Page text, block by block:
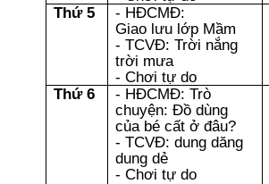
Thứ 5
- HĐCMĐ:
Giao lưu lớp Mầm
- TCVĐ: Trời nắng
trời mưa
- Chơi tự do
Thứ 6
- HĐCMĐ: Trò
chuyện: Đồ dùng
của bé cất ở đâu?
- TCVĐ: dung dăng
dung dẻ
- Chơi tự do